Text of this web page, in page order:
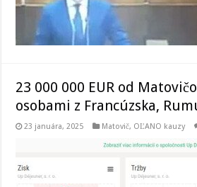
23 000 000 EUR od
osobami z Francúzska,
23 januára, 2025 Matovič, OĽANO kauzy